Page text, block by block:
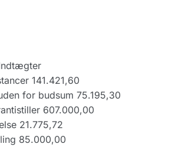
141.421,60
for budsum 75.195,30
607.000,00
21.775,72
85.000,00